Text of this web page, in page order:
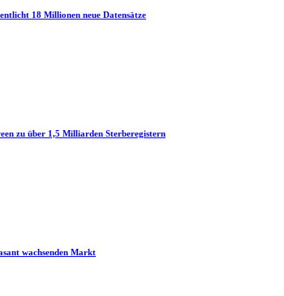
18 Millionen neue Datensätze
zu über 1,5 Milliarden Sterberegistern
wachsenden Markt